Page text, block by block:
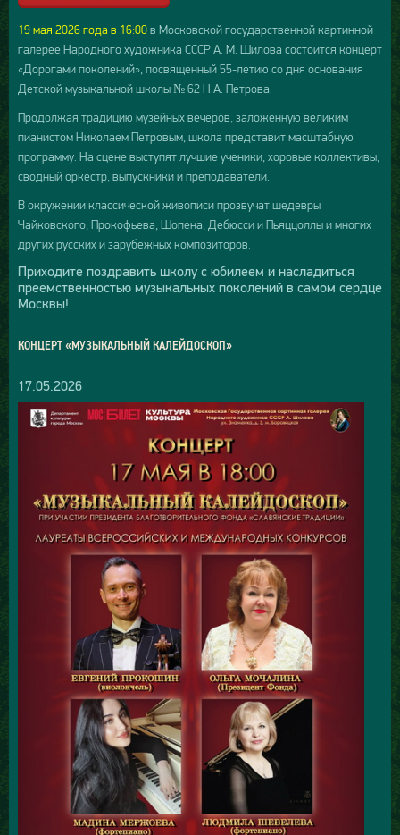
19 мая 2026 года в 16:00в Московской государственной картинной
галерее Народного художника СССР А. М. Шилова состоится концерт
«Дорогами поколений», посвященный 55-летию со дня основания
Детской музыкальной школы № 62 Н.А. Петрова.
Продолжая традицию музейных вечеров, заложенную великим
пианистом Николаем Петровым, школа представит масштабную
программу. На сцене выступят лучшие ученики, хоровые коллективы,
сводный оркестр, выпускники и преподаватели.
В окружении классической живописи прозвучат шедевры
Чайковского, Прокофьева, Шопена, Дебюсси и Пьяццоллы и многих
других русских и зарубежных композиторов.
Приходите поздравить школу с юбилеем и насладиться
преемственностью музыкальных поколений в самом сердце
Москвы!
КОНЦЕРТ «МУЗЫКАЛЬНЫЙ КАЛЕЙДОСКОП»
17.05.2026